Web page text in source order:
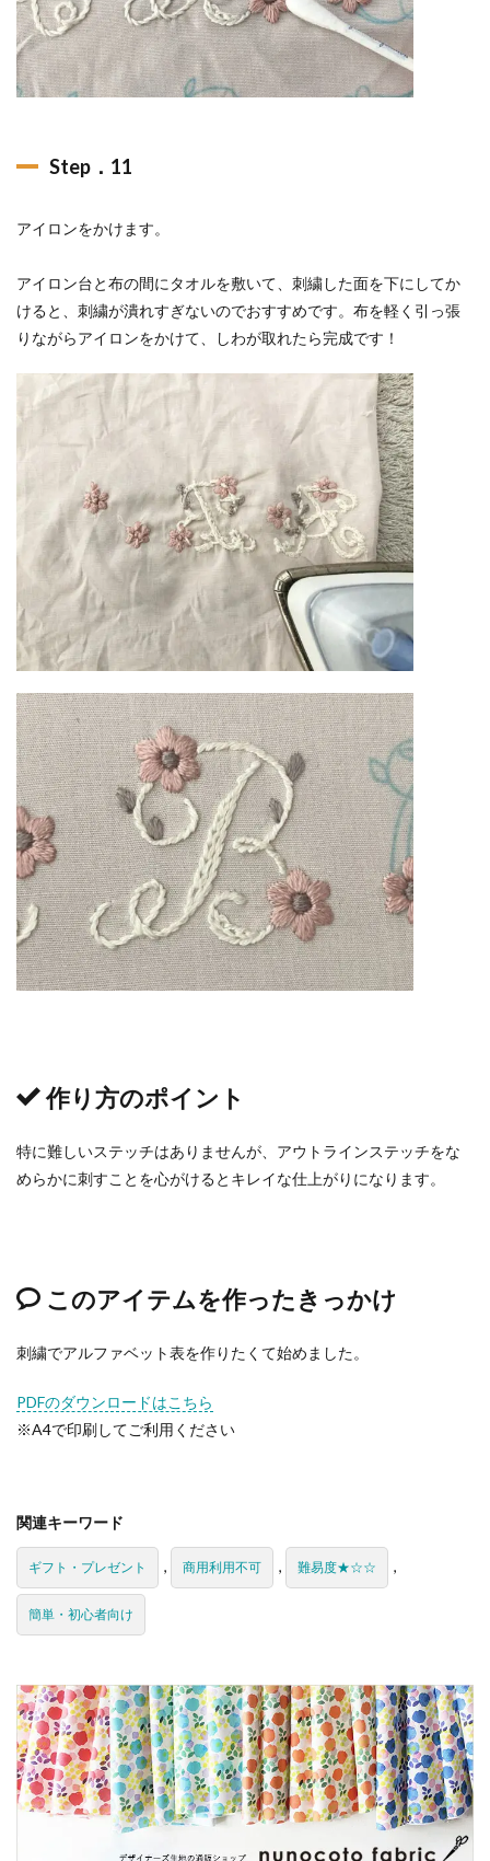
Step．11
アイロンをかけます。
アイロン台と布の間にタオルを敷いて、刺繍した面を下にしてか
けると、刺繍が潰れすぎないのでおすすめです。布を軽く引っ張
りながらアイロンをかけて、しわが取れたら完成です！
作り方のポイント
特に難しいステッチはありませんが、アウトラインステッチをな
めらかに刺すことを心がけるとキレイな仕上がりになります。
このアイテムを作ったきっかけ
刺繍でアルファベット表を作りたくて始めました。
PDFのダウンロードはこちら
※A4で印刷してご利用ください
関連キーワード
ギフト・プレゼント , 商用利用不可 , 難易度★☆☆ ,
簡単・初心者向け